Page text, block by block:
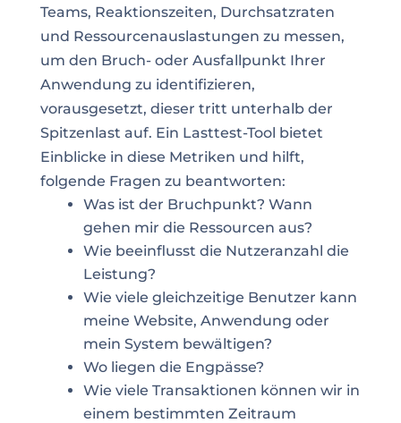
Teams, Reaktionszeiten, Durchsatzraten
und Ressourcenauslastungen zu messen,
um den Bruch- oder Ausfallpunkt Ihrer
Anwendung zu identifizieren,
vorausgesetzt, dieser tritt unterhalb der
Spitzenlast auf. Ein Lasttest-Tool bietet
Einblicke in diese Metriken und hilft,
folgende Fragen zu beantworten:
Was ist der Bruchpunkt? Wann
gehen mir die Ressourcen aus?
Wie beeinflusst die Nutzeranzahl die
Leistung?
Wie viele gleichzeitige Benutzer kann
meine Website, Anwendung oder
mein System bewältigen?
Wo liegen die Engpässe?
Wie viele Transaktionen können wir in
einem bestimmten Zeitraum